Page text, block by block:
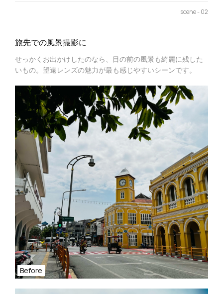
scene - 02
旅先での風景撮影に
せっかくお出かけしたのなら、目の前の風景も綺麗に残した
いもの。望遠レンズの魅力が最も感じやすいシーンです。
Before